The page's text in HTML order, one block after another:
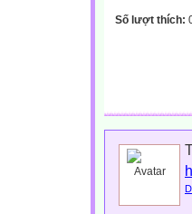
Số lượt thích: